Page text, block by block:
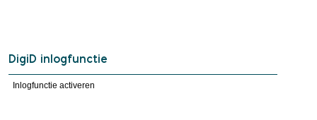
DigiD inlogfunctie
Inlogfunctie activeren